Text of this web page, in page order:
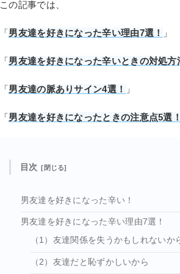
この記事では、
「男友達を好きになった辛い理由7選！ 」
「男友達を好きになった辛いときの対処方
「男友達の脈ありサイン4選！ 」
「男友達を好きになったときの注意点5選！
目次
男友達を好きになった辛い！
男友達を好きになった辛い理由7選！
（1）友達関係を失うかもしれないか
（2）友達だと恥ずかしいから